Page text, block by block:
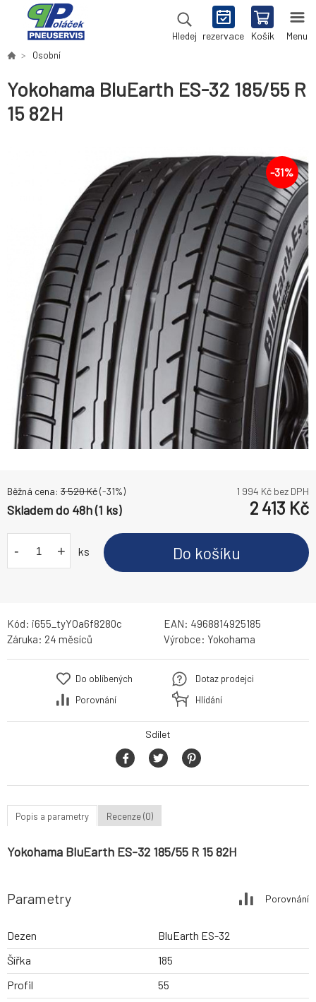
Hledej rezervace Košík Menu
Osobní
Yokohama BluEarth ES-32 185/55 R
15 82H
-31%
Běžná cena: 3 520Kč(-31%) 1 994 Kč bez DPH
Skladem do 48h (1 ks) 2 413 Kč
- + ks Do košíku
Kód: i655_tyYOa6f8280c EAN: 4968814925185
Záruka: 24 měsíců Výrobce: Yokohama
Do oblíbených
Porovnání
Dotaz prodejci
Hlídání
Sdílet
Popis a parametry Recenze (0)
Yokohama BluEarth ES-32 185/55 R 15 82H
Parametry Porovnání
Dezen
BluEarth ES-32
Šířka
185
Profil
55